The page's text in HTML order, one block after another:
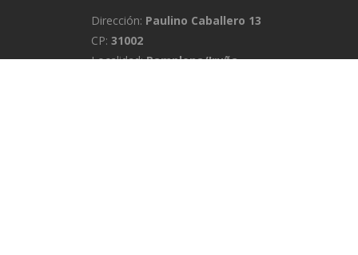
Dirección: Paulino Caballero 13
CP: 31002
Localidad:Pamplona/Iruña